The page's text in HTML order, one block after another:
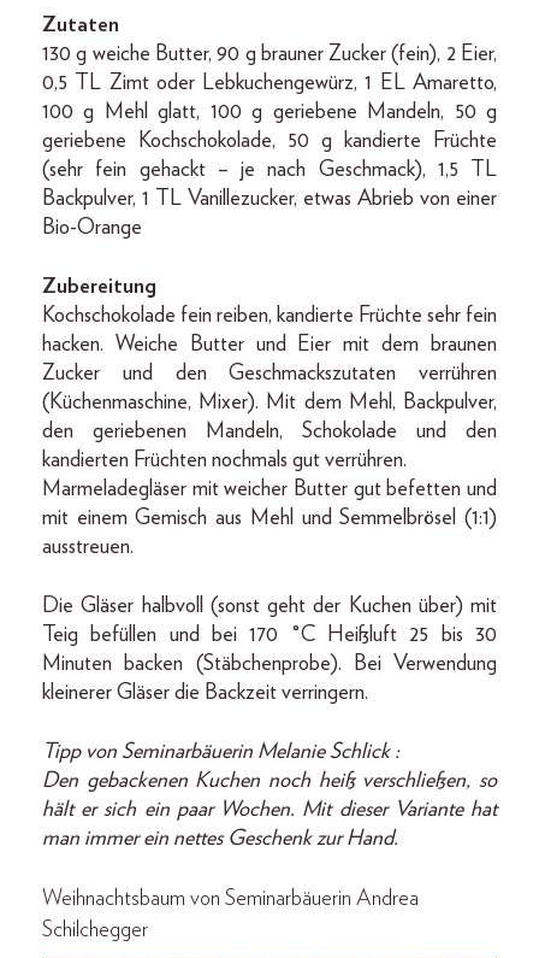
Zutaten
130 g weiche Butter, 90 g brauner Zucker (fein), 2 Eier,
0,5 TL Zimt oder Lebkuchengewürz, 1 EL Amaretto,
100 g Mehl glatt, 100 g geriebene Mandeln, 50 g
geriebene Kochschokolade, 50 g kandierte Früchte
(sehr fein gehackt – je nach Geschmack), 1,5 TL
Backpulver, 1 TL Vanillezucker, etwas Abrieb von einer
Bio-Orange
Zubereitung
Kochschokolade fein reiben, kandierte Früchte sehr fein
hacken. Weiche Butter und Eier mit dem braunen
Zucker und den Geschmackszutaten verrühren
(Küchenmaschine, Mixer). Mit dem Mehl, Backpulver,
den geriebenen Mandeln, Schokolade und den
kandierten Früchten nochmals gut verrühren.
Marmeladegläser mit weicher Butter gut befetten und
mit einem Gemisch aus Mehl und Semmelbrösel (1:1)
ausstreuen.
Die Gläser halbvoll (sonst geht der Kuchen über) mit
Teig befüllen und bei 170 °C Heißluft 25 bis 30
Minuten backen (Stäbchenprobe). Bei Verwendung
kleinerer Gläser die Backzeit verringern.
Tipp von Seminarbäuerin Melanie Schlick :
Den gebackenen Kuchen noch heiß verschließen, so
hält er sich ein paar Wochen. Mit dieser Variante hat
man immer ein nettes Geschenk zur Hand.
Weihnachtsbaum von Seminarbäuerin Andrea
Schilchegger